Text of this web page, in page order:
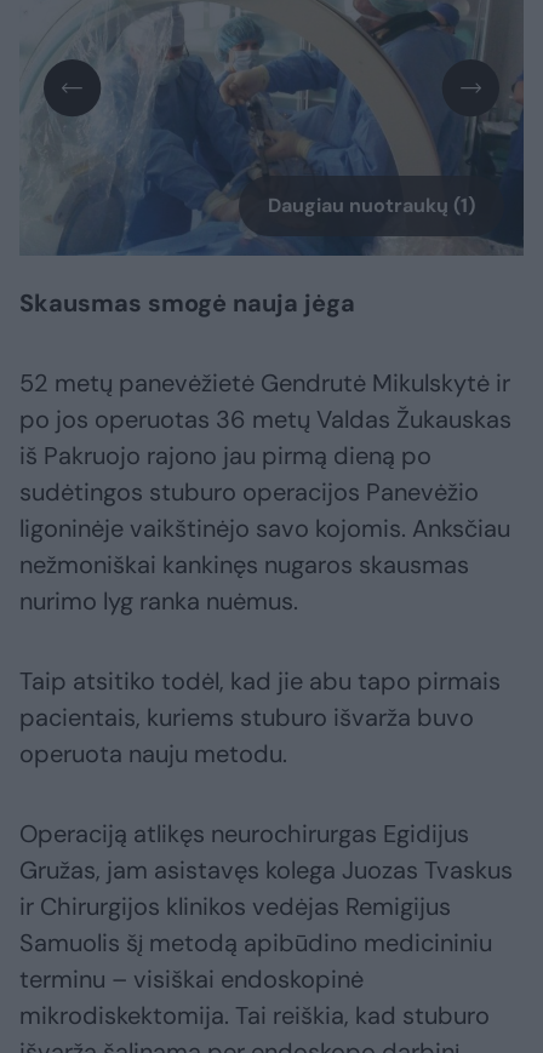
Daugiau nuotraukų (1)
Skausmas smogė nauja jėga
52 metų panevėžietė Gendrutė Mikulskytė ir
po jos operuotas 36 metų Valdas Žukauskas
iš Pakruojo rajono jau pirmą dieną po
sudėtingos stuburo operacijos Panevėžio
ligoninėje vaikštinėjo savo kojomis. Anksčiau
nežmoniškai kankinęs nugaros skausmas
nurimo lyg ranka nuėmus.
Taip atsitiko todėl, kad jie abu tapo pirmais
pacientais, kuriems stuburo išvarža buvo
operuota nauju metodu.
Operaciją atlikęs neurochirurgas Egidijus
Gružas, jam asistavęs kolega Juozas Tvaskus
ir Chirurgijos klinikos vedėjas Remigijus
Samuolis šį metodą apibūdino medicininiu
terminu – visiškai endoskopinė
mikrodiskektomija. Tai reiškia, kad stuburo